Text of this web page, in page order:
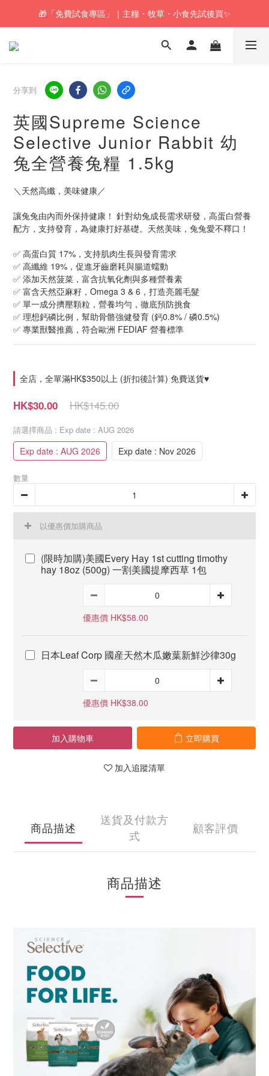
🚚訂單折實$350以上即可享本地包郵📦
🎁「免費試食專區」｜主糧・牧草・小食先試後買✨
🚚訂單折實$350以上即可享本地包郵📦
分享到
英國Supreme Science
Selective Junior Rabbit 幼
兔全營養兔糧 1.5kg
＼天然高纖，美味健康／
讓兔兔由內而外保持健康！ 針對幼兔成長需求研發，高蛋白營養
配方，支持發育，為健康打好基礎。天然美味，兔兔愛不釋口！
✅ 高蛋白質 17%，支持肌肉生長與發育需求
✅ 高纖維 19%，促進牙齒磨耗與腸道蠕動
✅ 添加天然菠菜，富含抗氧化劑與多種營養素
✅ 富含天然亞麻籽，Omega 3 & 6，打造亮麗毛髮
✅ 單一成分擠壓顆粒，營養均勻，徹底預防挑食
✅ 理想鈣磷比例，幫助骨骼強健發育 (鈣0.8% / 磷0.5%)
✅ 專業獸醫推薦，符合歐洲 FEDIAF 營養標準
全店，全單滿HK$350以上 (折扣後計算) 免費送貨♥
HK$145.00
HK$30.00
請選擇商品 : Exp date : AUG 2026
Exp date : AUG 2026 Exp date : Nov 2026
數量
以優惠價加購商品
(限時加購)美國Every Hay 1st cutting timothy
hay 18oz (500g) 一割美國提摩西草 1包
優惠價 HK$58.00
日本Leaf Corp 國産天然木瓜嫩葉新鮮沙律30g
優惠價 HK$38.00
加入購物車 立即購買
加入追蹤清單
商品描述
送貨及付款方
式
顧客評價
商品描述